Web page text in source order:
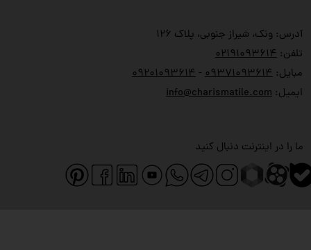
ما را در اینترنت دنبال کنید
آدرس: ونک، شیراز جنوبی، پلاک ۱۲۶
تلفن:
۰۲۱۹۱۰۹۳۶۱۴
مبایل:
۰۹۳۷۱۰۹۳۶۱۴ - ۰۹۲۰۱۰۹۳۶۱۴
ایمیل:info@charismatile.com